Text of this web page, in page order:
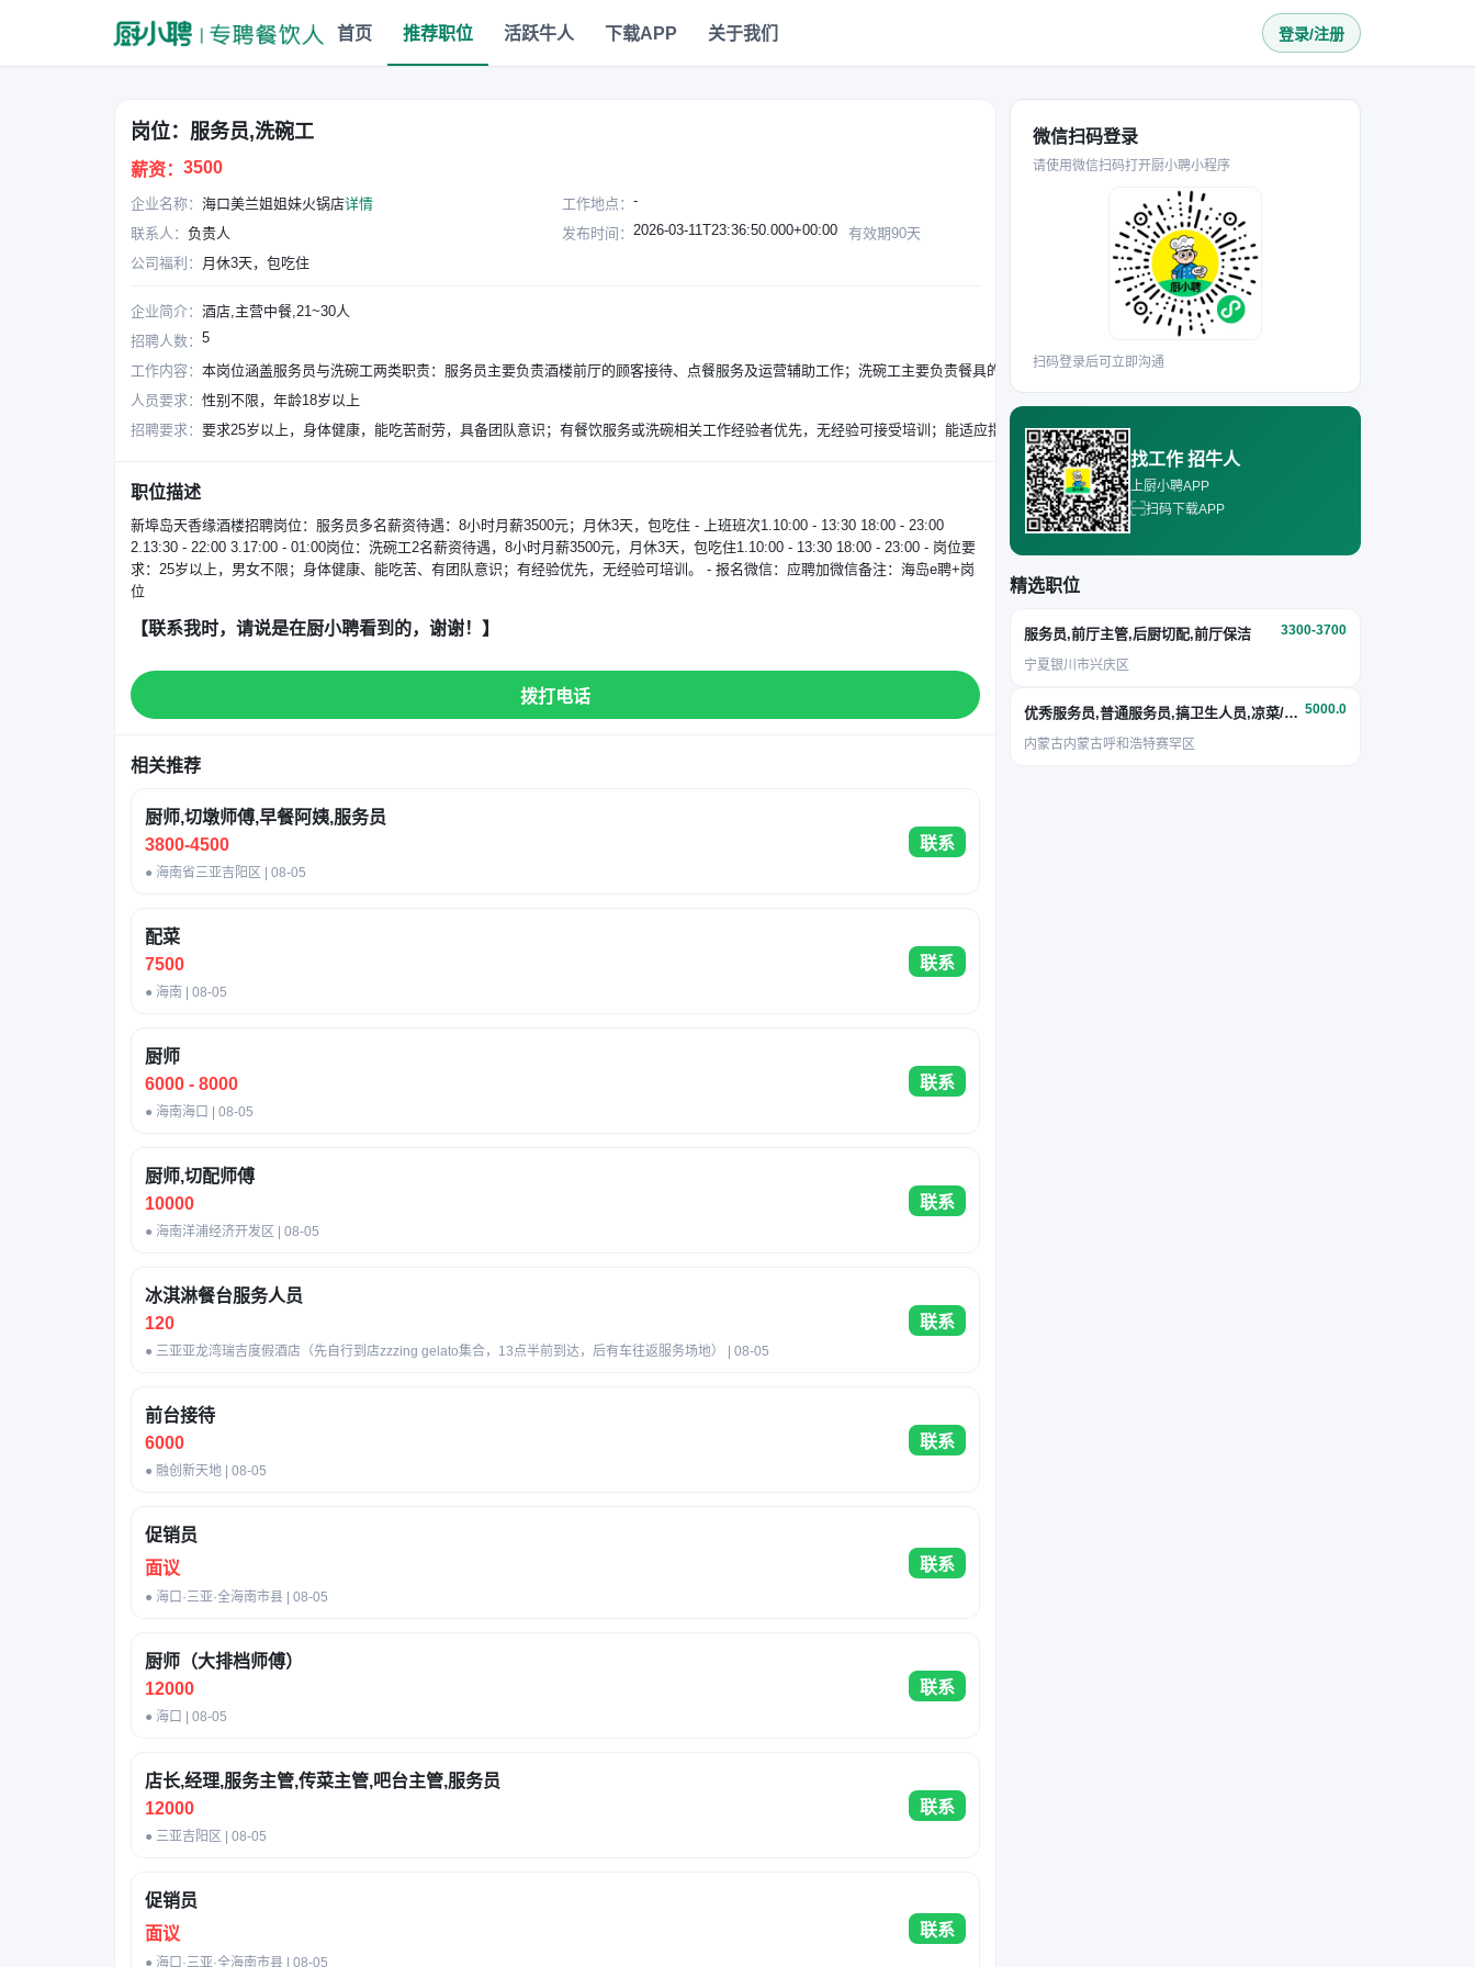
岗位：服务员,洗碗工
薪资： 3500
企业名称： 海口美兰姐姐妹火锅店详情 工作地点： -
联系人： 负责人 发布时间： 2026-03-11T23:36:50.000+00:00
有效期90天
公司福利： 月休3天，包吃住
企业简介： 酒店,主营中餐,21~30人
招聘人数： 5
工作内容： 本岗位涵盖服务员与洗碗工两类职责：服务员主要负责酒楼前厅的顾客接待、点餐服务及运营辅助工作；洗碗工主要负责餐具的清洗、消毒及后厨相关区域的清洁整理。
人员要求： 性别不限，年龄18岁以上
招聘要求：
职位描述
新埠岛天香缘酒楼招聘岗位：服务员多名薪资待遇：8小时月薪3500元；月休3天，包吃住 - 上班班次1.10:00 - 13:30 18:00 - 23:00
2.13:30 - 22:00 3.17:00 - 01:00岗位：洗碗工2名薪资待遇，8小时月薪3500元，月休3天，包吃住1.10:00 - 13:30 18:00 - 23:00 - 岗位要
求：25岁以上，男女不限；身体健康、能吃苦、有团队意识；有经验优先，无经验可培训。 - 报名微信：应聘加微信备注：海岛e聘+岗
位
【联系我时，请说是在厨小聘看到的，谢谢！】
拨打电话
相关推荐
厨师,切墩师傅,早餐阿姨,服务员
3800-4500
● 海南省三亚吉阳区 | 08-05
联系
配菜
7500
● 海南 | 08-05
联系
厨师
6000 - 8000
● 海南海口 | 08-05
联系
厨师,切配师傅
10000
● 海南洋浦经济开发区 | 08-05
联系
冰淇淋餐台服务人员
120
● 三亚亚龙湾瑞吉度假酒店（先自行到店zzzing gelato集合，13点半前到达，后有车往返服务场地） | 08-05
联系
前台接待
6000
● 融创新天地 | 08-05
联系
促销员
面议
● 海口·三亚·全海南市县 | 08-05
联系
厨师（大排档师傅）
12000
● 海口 | 08-05
联系
店长,经理,服务主管,传菜主管,吧台主管,服务员
12000
● 三亚吉阳区 | 08-05
联系
促销员
面议
● 海口·三亚·全海南市县 | 08-05
联系
微信扫码登录
请使用微信扫码打开厨小聘小程序
扫码登录后可立即沟通
找工作 招牛人
上厨小聘APP
扫码下载APP
精选职位
服务员,前厅主管,后厨切配,前厅保洁 3300-3700
宁夏银川市兴庆区
优秀服务员,普通服务员,搞卫生人员,凉菜/面点 5000.0
内蒙古内蒙古呼和浩特赛罕区
首页 推荐职位 活跃牛人 下载APP 关于我们 登录/注册